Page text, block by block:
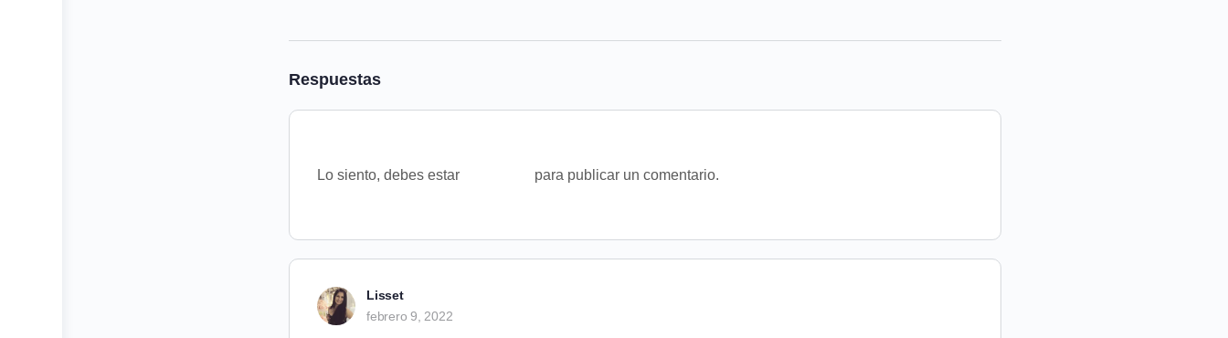
Respuestas
Lo siento, debes estar para publicar un comentario.
Lisset
febrero 9, 2022